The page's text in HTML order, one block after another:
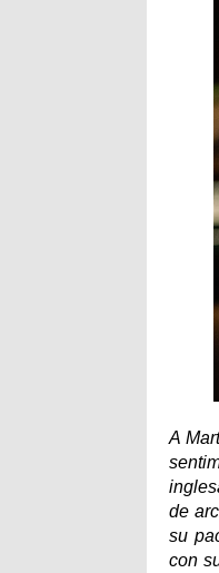
A
de
su
con